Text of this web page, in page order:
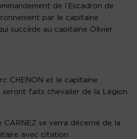
de l’Escadron de
par le capitaine
succède au capitaine Olivier
CHENON et le capitaine
seront faits chevalier de la Légion
CARNEZ se verra décerné de la
avec citation.